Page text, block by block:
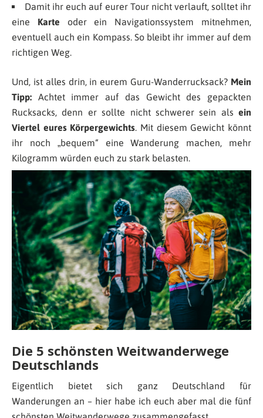
Damit ihr euch auf eurer Tour nicht verlauft, solltet ihr
eine Karte oder ein Navigationssystem mitnehmen,
eventuell auch ein Kompass. So bleibt ihr immer auf dem
richtigen Weg.
Und, ist alles drin, in eurem Guru-Wanderrucksack? Mein
Tipp: Achtet immer auf das Gewicht des gepackten
Rucksacks, denn er sollte nicht schwerer sein als ein
Viertel eures Körpergewichts. Mit diesem Gewicht könnt
ihr noch „bequem“ eine Wanderung machen, mehr
Kilogramm würden euch zu stark belasten.
Die 5 schönsten Weitwanderwege
Deutschlands
Eigentlich bietet sich ganz Deutschland für
Wanderungen an – hier habe ich euch aber mal die fünf